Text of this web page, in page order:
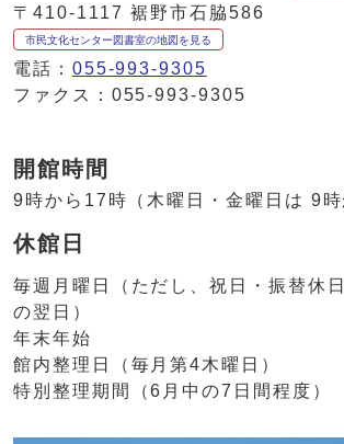
〒410-1117 裾野市石脇586
市民文化センター図書室の地図を見る
電話： 055-993-9305
ファクス：055-993-9305
開館時間
9時から17時（木曜日・金曜日は 9時
休館日
毎週月曜日（ただし、祝日・振替休
の翌日）
年末年始
館内整理日（毎月第4木曜日）
特別整理期間（6月中の7日間程度）